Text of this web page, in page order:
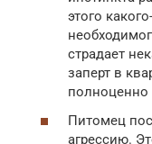
этого
страдает
заперт в
полноценно
Питомец
агрессию.